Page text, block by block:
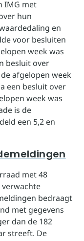
IMG met
hun
en
voor besluiten
week was
besluit over
afgelopen week
een besluit over
week was
is de
een 5,2 en
met 48
bedraagt
met gegevens
dan de 182
streeft. De